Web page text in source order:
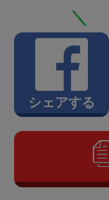
＼
シェアする